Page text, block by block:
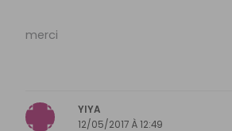
merci
YIYA
12/05/2017 À 12:49